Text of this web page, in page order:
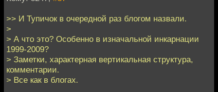
>> И Тупичок в очередной раз блогом назвали.
>
> А что это? Особенно в изначальной инкарнации
1999-2009?
> Заметки, характерная вертикальная структура,
комментарии.
> Все как в блогах.